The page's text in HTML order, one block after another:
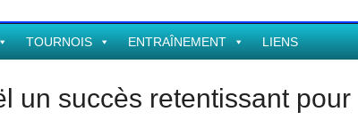
TOURNOIS ENTRAÎNEMENT LIENS
un succès retentissant